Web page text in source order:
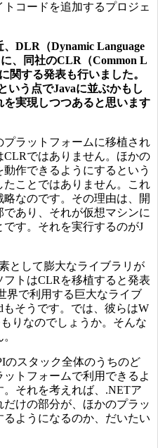
コードを追加するプロジェ
DLR（Dynamic Language
、同社のCLR（Common L
関する発表も行いました。
いう点でJavaに並ぶかもし
実現しつつあると思います
ラットフォームに移植され
ではありません。ほかの
作できるようにするという
ことではありません。これ
なのです。その理由は、開
あり、それが仮想マシンに
す。それを実行するのがJ
として膨大なライブラリが
トはCLRを移植すると発表
界で利用する巨大なライブ
もそうです。では、彼らはW
りなのでしょうか。そんな
のスタック全体のうちのど
トフォームで利用できるよ
それを考えれば、.NETア
けの部分が、ほかのプラッ
るようになるのか、だいたい